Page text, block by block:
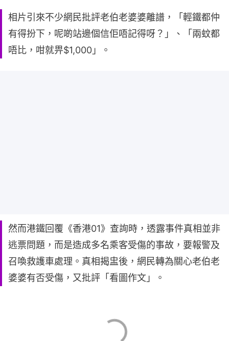
相片引來不少網民批評老伯老婆婆離譜，「輕鐵都仲
有得扮下，呢啲站邊個信佢唔記得呀？」、「兩蚊都
唔比，咁就畀$1,000」。
然而港鐵回覆《香港01》查詢時，透露事件真相並非
逃票問題，而是造成多名乘客受傷的事故，要報警及
召喚救護車處理。真相揭盅後，網民轉為關心老伯老
婆婆有否受傷，又批評「看圖作文」。